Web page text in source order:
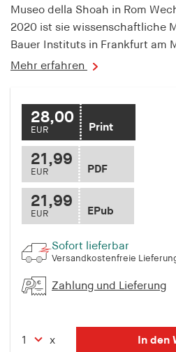
Museo della Shoah in Rom
2020 ist sie wissenschaftliche
Bauer Instituts in Frankfurt am
Mehr erfahren
28,00
EUR Print
21,99
EUR PDF
21,99
EUR EPub
Sofort lieferbar
Versandkostenfreie
Zahlung und Lieferung
x In den